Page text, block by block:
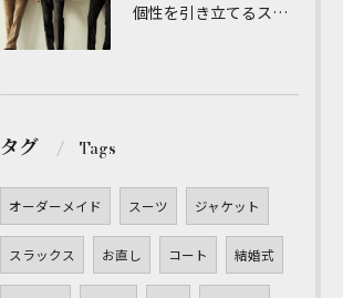
個性を引き立てるスーツの選び方
タグ Tags
オーダーメイド スーツ ジャケット
スラックス お直し コート 結婚式